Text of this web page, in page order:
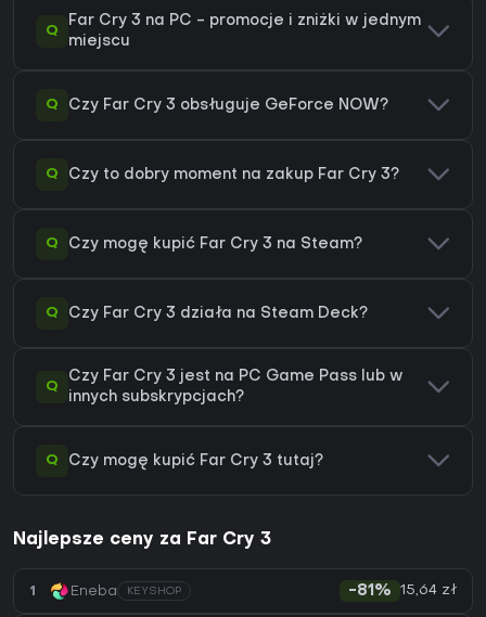
Q
Far Cry 3 na PC - promocje i zniżki w jednym
miejscu
Q Czy Far Cry 3 obsługuje GeForce NOW?
Q Czy to dobry moment na zakup Far Cry 3?
Q Czy mogę kupić Far Cry 3 na Steam?
Q Czy Far Cry 3 działa na Steam Deck?
Q
Czy Far Cry 3 jest na PC Game Pass lub w
innych subskrypcjach?
Q Czy mogę kupić Far Cry 3 tutaj?
Najlepsze ceny za Far Cry 3
1 Eneba KEYSHOP -81% 15,64 zł